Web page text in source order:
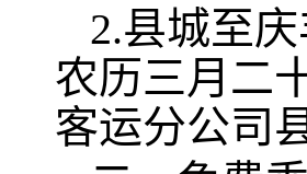
2.县城至
农历三月二
客运分公司